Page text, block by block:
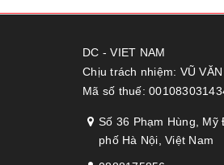
DC - VIET NAM
Chịu trách nhiệm: VŨ
Mã số thuế:
Số 36 Phạm Hùng,
phố Hà Nội, Việt Nam